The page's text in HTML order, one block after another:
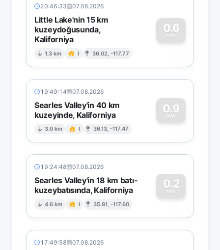
20:46:33 07.08.2026
Little Lake'nin 15 km
kuzeydoğusunda,
Kaliforniya
1.3 km I 36.02, -117.77
0.6
MW
0
19:49:14 07.08.2026
Searles Valley'in 40 km
kuzeyinde, Kaliforniya
3.0 km I 36.13, -117.47
0.9
MW
0
19:24:48 07.08.2026
Searles Valley'in 18 km batı-
kuzeybatısında, Kaliforniya
4.6 km I 35.81, -117.60
0.2
MW
0
17:49:58 07.08.2026